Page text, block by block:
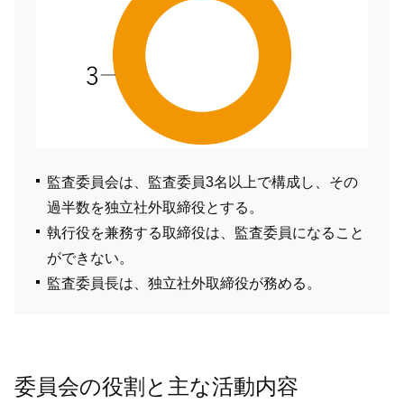
監査委員会は、監査委員3名以上で構成し、その
過半数を独立社外取締役とする。
執行役を兼務する取締役は、監査委員になること
ができない。
監査委員長は、独立社外取締役が務める。
委員会の役割と主な活動内容